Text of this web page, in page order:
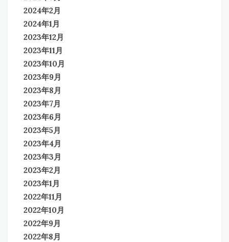
2024年2月
2024年1月
2023年12月
2023年11月
2023年10月
2023年9月
2023年8月
2023年7月
2023年6月
2023年5月
2023年4月
2023年3月
2023年2月
2023年1月
2022年11月
2022年10月
2022年9月
2022年8月